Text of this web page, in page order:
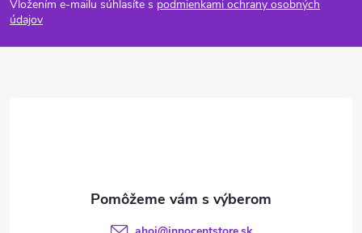
p
Vložením e-mailu súhlasíte s podmienkami ochrany osobných
údajov